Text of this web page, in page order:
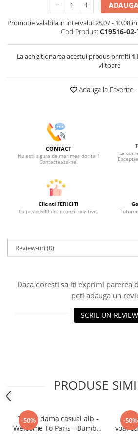
Promotie valabila in intervalul 28.07 - 10.08
Cod Produs: C19516-02-
La achizitionarea acestui produs primiti 1
viitoare
Adauga la Favorite
CONTACT
Nu esti sigura de marimea dorita ?
Contacteaza-ne!
La
Clienti FERICITI
Cu peste 600 de recenzii pozitive.
Review-uri(0)
Daca doresti sa iti exprimi parerea
poti adauga un
SCRIE UN REVIEW
PRODUSE
-50%
Tricou dama casual alb -
Welcome To Paris - Bumbac
-50%
voal